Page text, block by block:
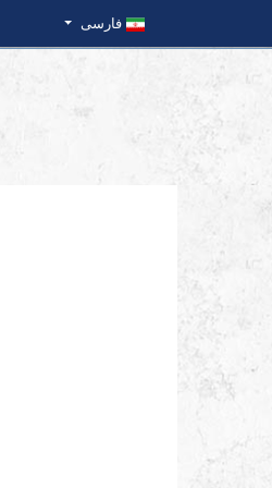
فارسی